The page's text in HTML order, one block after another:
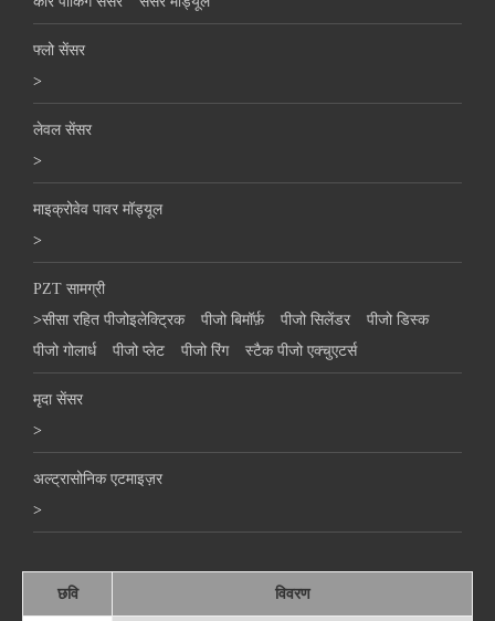
फ्लो सेंसर
>
लेवल सेंसर
>
माइक्रोवेव पावर मॉड्यूल
>
PZT सामग्री
>सीसा रहित पीजोइलेक्ट्रिक पीजो बिमॉर्फ़ पीजो सिलेंडर
पीजो डिस्क
पीजो गोलार्ध
पीजो प्लेट पीजो रिंग स्टैक पीजो एक्चुएटर्स
मृदा सेंसर
>
अल्ट्रासोनिक एटमाइज़र
>
छवि विवरण